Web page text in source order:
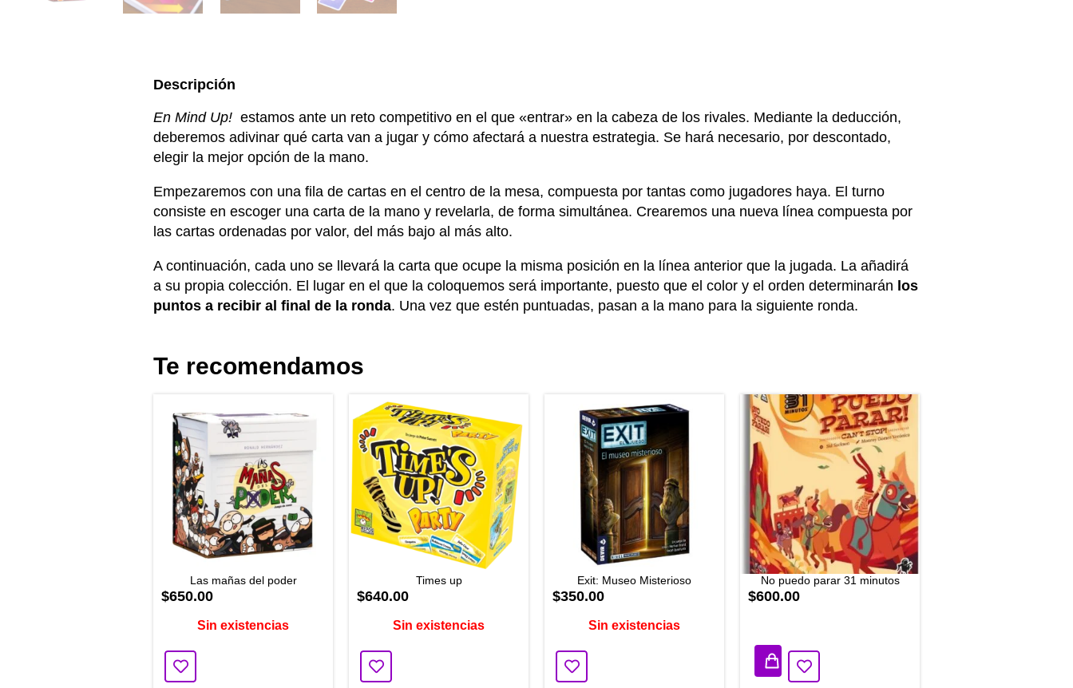
Descripción
En Mind Up! estamos ante un reto competitivo en el que «entrar» en la cabeza de los rivales. Mediante la deducción,
deberemos adivinar qué carta van a jugar y cómo afectará a nuestra estrategia. Se hará necesario, por descontado,
elegir la mejor opción de la mano.
Empezaremos con una fila de cartas en el centro de la mesa, compuesta por tantas como jugadores haya. El turno
consiste en escoger una carta de la mano y revelarla, de forma simultánea. Crearemos una nueva línea compuesta por
las cartas ordenadas por valor, del más bajo al más alto.
A continuación, cada uno se llevará la carta que ocupe la misma posición en la línea anterior que la jugada. La añadirá
a su propia colección. El lugar en el que la coloquemos será importante, puesto que el color y el orden determinarán los
puntos a recibir al final de la ronda. Una vez que estén puntuadas, pasan a la mano para la siguiente ronda.
Te recomendamos
Las mañas del poder
$650.00
Sin existencias
Times up
$640.00
Sin existencias
Exit: Museo Misterioso
$350.00
Sin existencias
No puedo parar 31 minutos
$600.00